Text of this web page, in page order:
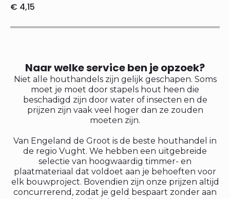
€ 4,15
Naar welke service ben je opzoek?
Niet alle houthandels zijn gelijk geschapen. Soms
moet je moet door stapels hout heen die
beschadigd zijn door water of insecten en de
prijzen zijn vaak veel hoger dan ze zouden
moeten zijn.
Van Engeland de Groot is de beste houthandel in
de regio Vught. We hebben een uitgebreide
selectie van hoogwaardig timmer- en
plaatmateriaal dat voldoet aan je behoeften voor
elk bouwproject. Bovendien zijn onze prijzen altijd
concurrerend, zodat je geld bespaart zonder aan